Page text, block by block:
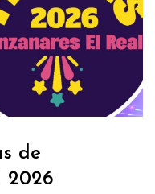
de
2026